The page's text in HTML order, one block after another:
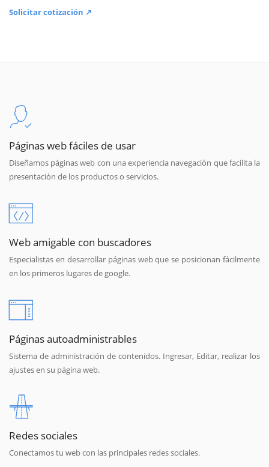
Solicitar cotización ↗
Páginas web fáciles de usar
Diseñamos páginas web con una experiencia navegación que facilita la
presentación de los productos o servicios.
Web amigable con buscadores
Especialistas en desarrollar páginas web que se posicionan fácilmente
en los primeros lugares de google.
Páginas autoadministrables
Sistema de administración de contenidos. Ingresar, Editar, realizar los
ajustes en su página web.
Redes sociales
Conectamos tu web con las principales redes sociales.